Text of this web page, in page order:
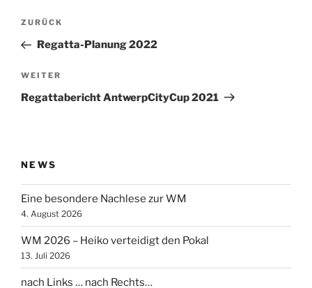
Beitragsnavigation
Vorheriger
Beitrag
ZURÜCK
Regatta-Planung 2022
Nächster
Beitrag
WEITER
Regattabericht AntwerpCityCup 2021
NEWS
Eine besondere Nachlese zur WM
4. August 2026
WM 2026 – Heiko verteidigt den Pokal
13. Juli 2026
nach Links … nach Rechts…